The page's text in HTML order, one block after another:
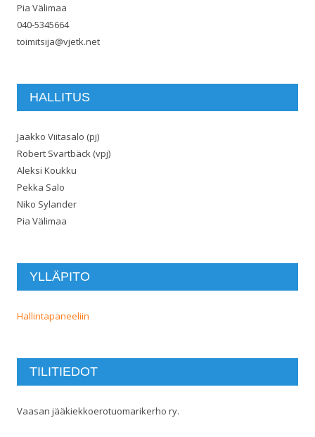
Pia Välimaa
040-5345664
toimitsija@vjetk.net
HALLITUS
Jaakko Viitasalo (pj)
Robert Svartbäck (vpj)
Aleksi Koukku
Pekka Salo
Niko Sylander
Pia Välimaa
YLLÄPITO
Hallintapaneeliin
TILITIEDOT
Vaasan jääkiekkoerotuomarikerho ry.